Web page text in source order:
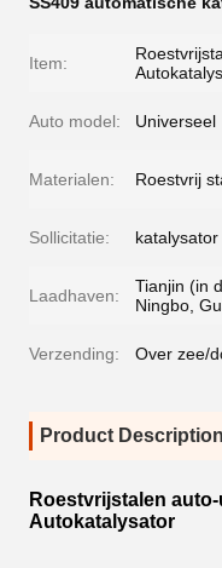
Item:
Auto model: Universeel
Materialen: Roestvrij
Sollicitatie: katalysator
Laadhaven:
Tianjin (in
Ningbo,
Verzending: Over zee/
Product Description
Roestvrijstalen
Autokatalysator